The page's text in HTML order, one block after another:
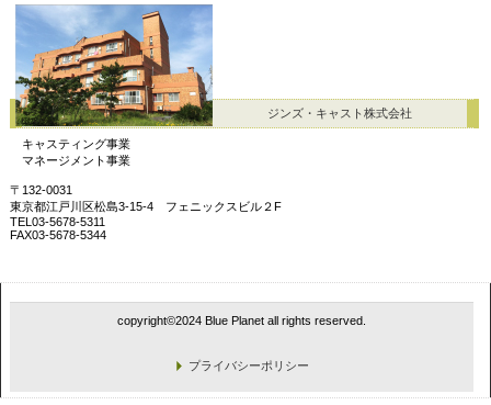
ジンズ・キャスト株式会社
キャスティング事業
マネージメント事業
〒132-0031
東京都江戸川区松島3-15-4 フェニックスビル２F
TEL03-5678-5311
FAX03-5678-5344
copyright©2024 Blue Planet all rights reserved.
プライバシーポリシー